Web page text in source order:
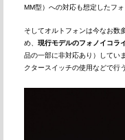
MM型）への対応も想定したフ
そしてオルトフォンは今なお数
め、 現行モデルのフォノイコラ
品の一部に非対応あり）してい
クタースイッチの使用などで行